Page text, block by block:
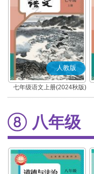
人教版
七年级语文上册(2024秋版)
(部编版)
八年级